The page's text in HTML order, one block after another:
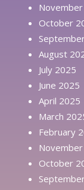
October
August
July 2025
June 2025
April 2025
March
February
October